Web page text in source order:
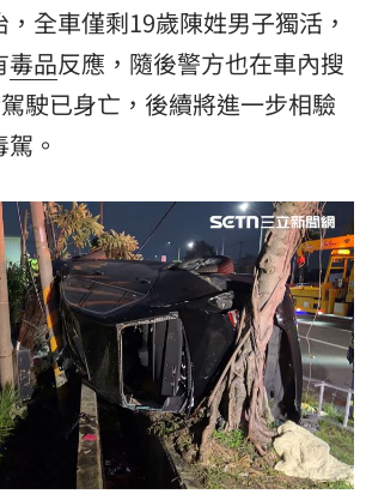
全車僅剩19歲陳姓男子獨活，
毒品反應，隨後警方也在車內搜
駕駛已身亡，後續將進一步相驗
。